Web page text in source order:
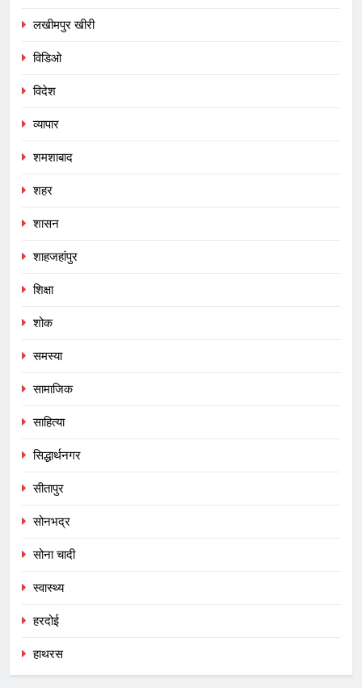
लखीमपुर खीरी
विडिओ
विदेश
व्यापार
शमशाबाद
शहर
शासन
शाहजहांपुर
शिक्षा
शोक
समस्या
सामाजिक
साहित्या
सिद्धार्थनगर
सीतापुर
सोनभद्र
सोना चादी
स्वास्थ्य
हरदोई
हाथरस